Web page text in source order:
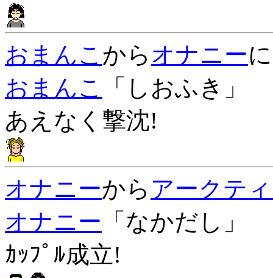
おまんこ から オナニー
おまんこ
「しおふき」
あえなく撃沈!
オナニーから アークテ
オナニー 「なかだし」
ｶｯﾌﾟﾙ成立!